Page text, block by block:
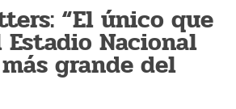
“El único que
Nacional
grande del